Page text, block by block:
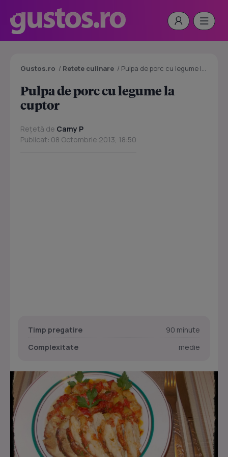
Gustos.ro / Retete culinare / Pulpa de porc cu legume la cuptor
Pulpa de porc cu legume la
cuptor
Rețetă de Camy P
Publicat: 08 Octombrie 2013, 18:50
Timp pregatire
90 minute
Complexitate
medie